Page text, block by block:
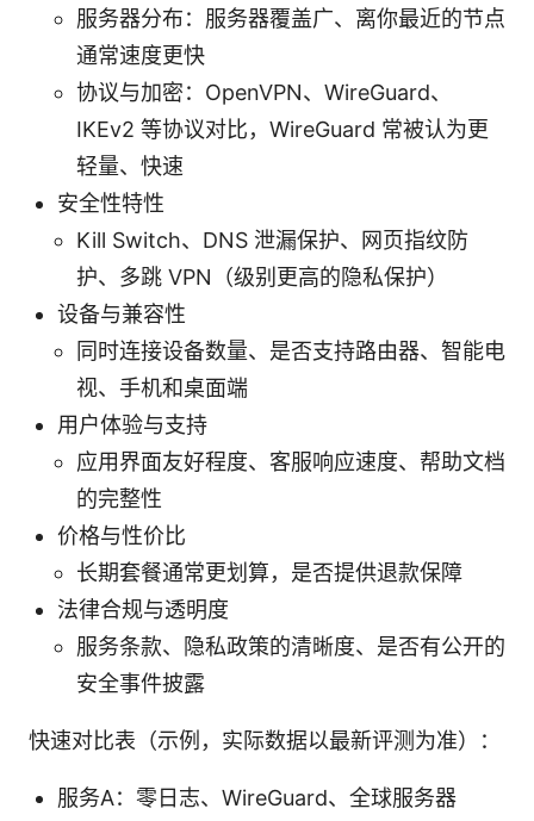
服务器分布：服务器覆盖广、离你最近的节点
通常速度更快
协议与加密：OpenVPN、WireGuard、
IKEv2 等协议对比，WireGuard 常被认为更
轻量、快速
安全性特性
Kill Switch、DNS 泄漏保护、网页指纹防
护、多跳 VPN（级别更高的隐私保护）
设备与兼容性
同时连接设备数量、是否支持路由器、智能电
视、手机和桌面端
用户体验与支持
应用界面友好程度、客服响应速度、帮助文档
的完整性
价格与性价比
长期套餐通常更划算，是否提供退款保障
法律合规与透明度
服务条款、隐私政策的清晰度、是否有公开的
安全事件披露
快速对比表（示例，实际数据以最新评测为准）：
服务A：零日志、WireGuard、全球服务器